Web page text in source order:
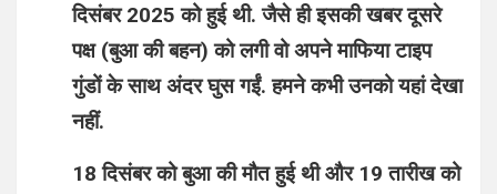
दिसंबर 2025 को हुई थी. जैसे ही इसकी खबर दूसरे
पक्ष (बुआ की बहन) को लगी वो अपने माफिया टाइप
गुंडों के साथ अंदर घुस गईं. हमने कभी उनको यहां देखा
नहीं.
18 दिसंबर को बुआ की मौत हुई थी और 19 तारीख को